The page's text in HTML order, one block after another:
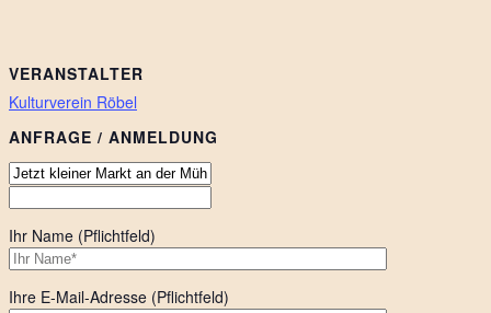
VERANSTALTER
Kulturverein Röbel
ANFRAGE / ANMELDUNG
Ihr Name (Pflichtfeld)
Ihre E-Mail-Adresse (Pflichtfeld)